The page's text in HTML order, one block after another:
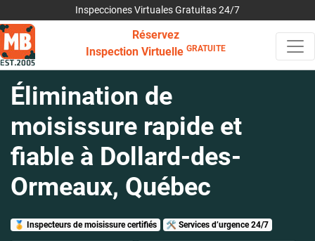
Inspecciones Virtuales Gratuitas 24/7
Réservez
Inspection Virtuelle GRATUITE
Élimination de
moisissure rapide et
fiable à Dollard-des-
Ormeaux, Québec
🏅 Inspecteurs de moisissure certifiés 🛠️ Services d’urgence 24/7